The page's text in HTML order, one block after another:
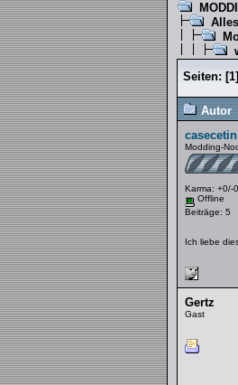
Seiten: [1]
Autor
casecetin
Modding-
Karma: +0/-0
Offline
Beiträge: 5
Ich liebe
Gertz
Gast